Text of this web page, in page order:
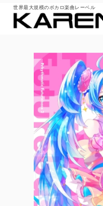
世界最大規模のボカロ楽曲レーベル